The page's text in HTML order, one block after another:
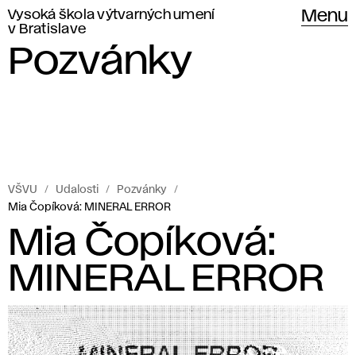
Vysoká škola výtvarných umení
v Bratislave
Menu
Pozvánky
VŠVU Udalosti
Pozvánky
Mia Čopíková: MINERAL ERROR
Mia Čopíková:
MINERAL ERROR